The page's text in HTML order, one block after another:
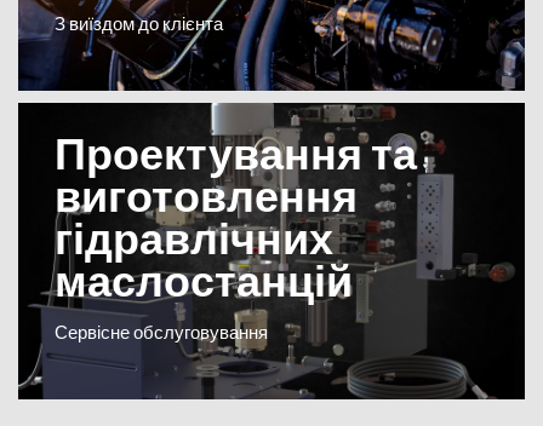
З виїздом до клієнта
Проектування та
виготовлення
гідравлічних
маслостанцій
Сервісне обслуговування